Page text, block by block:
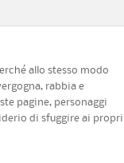
allo stesso modo
rabbia e
pagine, personaggi
di sfuggire ai propri